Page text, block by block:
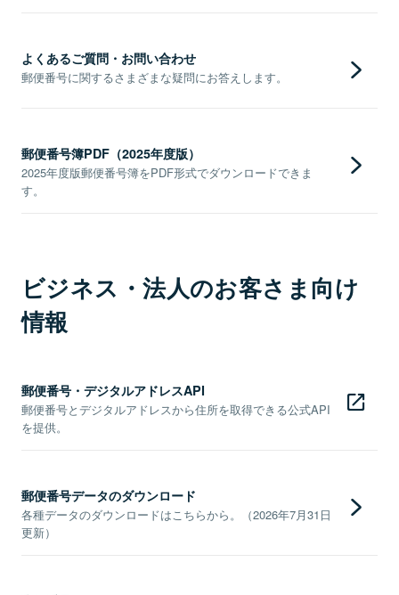
よくあるご質問・お問い合わせ
郵便番号に関するさまざまな疑問にお答えします。
郵便番号簿PDF（2025年度版）
2025年度版郵便番号簿をPDF形式でダウンロードできま
す。
ビジネス・法人のお客さま向け
情報
郵便番号・デジタルアドレスAPI
郵便番号とデジタルアドレスから住所を取得できる公式API
を提供。
郵便番号データのダウンロード
各種データのダウンロードはこちらから。（2026年7月31日
更新）